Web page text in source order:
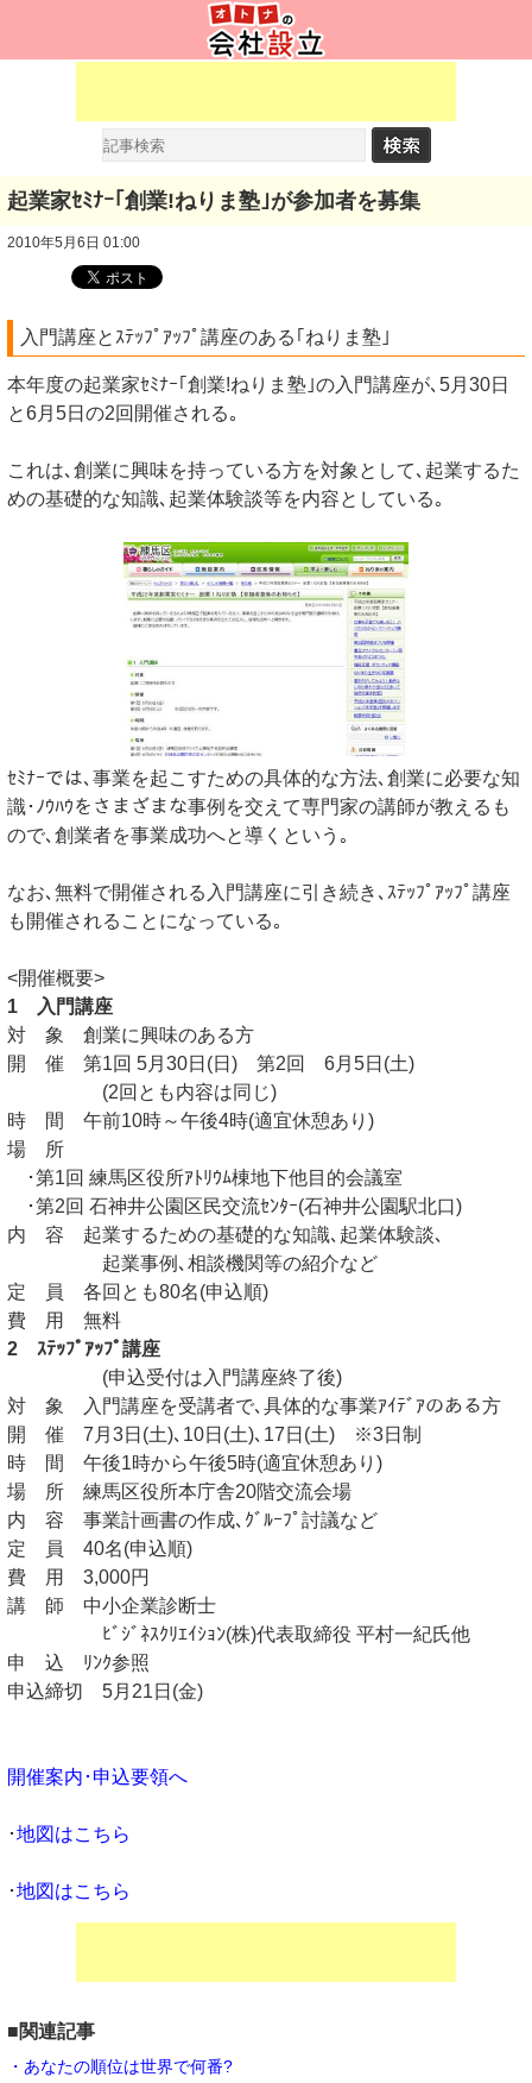
起業家ｾﾐﾅｰ｢創業!ねりま塾｣が参加者を募集
2010年5月6日 01:00
入門講座とｽﾃｯﾌﾟｱｯﾌﾟ講座のある｢ねりま塾｣
本年度の起業家ｾﾐﾅｰ｢創業!ねりま塾｣の入門講座が､5月30日
と6月5日の2回開催される｡
これは､創業に興味を持っている方を対象として､起業するた
めの基礎的な知識､起業体験談等を内容としている｡
ｾﾐﾅｰでは､事業を起こすための具体的な方法､創業に必要な知
識･ﾉｳﾊｳをさまざまな事例を交えて専門家の講師が教えるも
ので､創業者を事業成功へと導くという｡
なお､無料で開催される入門講座に引き続き､ｽﾃｯﾌﾟｱｯﾌﾟ講座
も開催されることになっている｡
<開催概要>
1 入門講座
対 象 創業に興味のある方
開 催 第1回 5月30日(日) 第2回 6月5日(土)
(2回とも内容は同じ)
時 間 午前10時～午後4時(適宜休憩あり)
場 所
･第1回 練馬区役所ｱﾄﾘｳﾑ棟地下他目的会議室
･第2回 石神井公園区民交流ｾﾝﾀｰ(石神井公園駅北口)
内 容 起業するための基礎的な知識､起業体験談､
起業事例､相談機関等の紹介など
定 員 各回とも80名(申込順)
費 用 無料
2 ｽﾃｯﾌﾟｱｯﾌﾟ講座
(申込受付は入門講座終了後)
対 象 入門講座を受講者で､具体的な事業ｱｲﾃﾞｱのある方
開 催 7月3日(土)､10日(土)､17日(土) ※3日制
時 間 午後1時から午後5時(適宜休憩あり)
場 所 練馬区役所本庁舎20階交流会場
内 容 事業計画書の作成､ｸﾞﾙｰﾌﾟ討議など
定 員 40名(申込順)
費 用 3,000円
講 師 中小企業診断士
ﾋﾞｼﾞﾈｽｸﾘｴｲｼｮﾝ(株)代表取締役 平村一紀氏他
申 込 ﾘﾝｸ参照
申込締切 5月21日(金)
開催案内･申込要領へ
･地図はこちら
･地図はこちら
■関連記事
・あなたの順位は世界で何番?